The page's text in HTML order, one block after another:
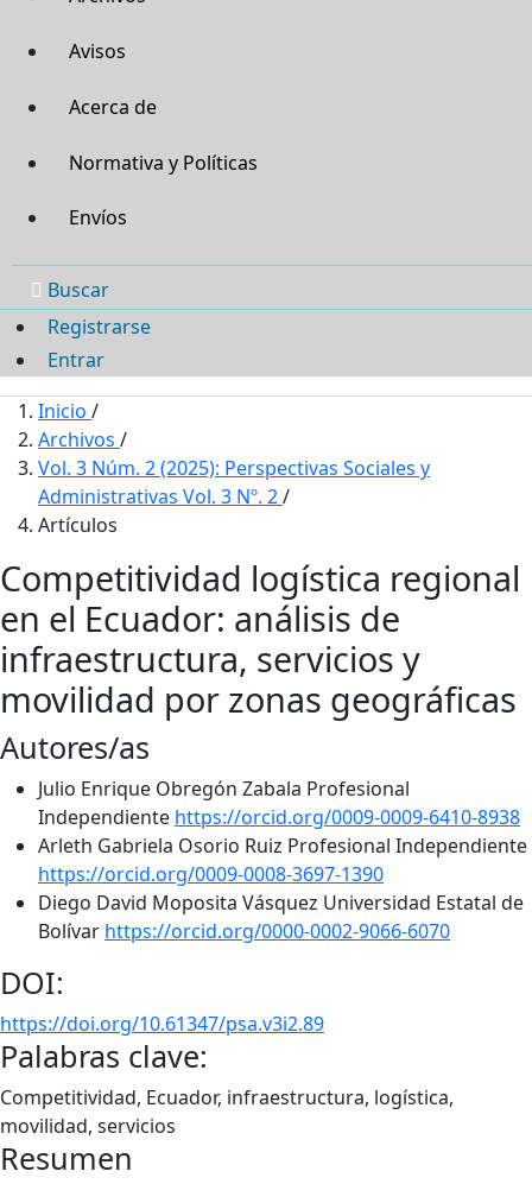
Avisos
Acerca de
Normativa y Políticas
Envíos
Buscar
Registrarse
Entrar
Inicio /
Archivos /
Vol. 3 Núm. 2 (2025): Perspectivas Sociales y
Administrativas Vol. 3 Nº. 2/
Artículos
Competitividad logística regional
en el Ecuador: análisis de
infraestructura, servicios y
movilidad por zonas geográficas
Autores/as
Julio Enrique Obregón Zabala Profesional
Independiente https://orcid.org/0009-0009-6410-8938
Arleth Gabriela Osorio Ruiz Profesional Independiente
https://orcid.org/0009-0008-3697-1390
Diego David Moposita Vásquez Universidad Estatal de
Bolívar https://orcid.org/0000-0002-9066-6070
DOI:
https://doi.org/10.61347/psa.v3i2.89
Palabras clave:
Competitividad, Ecuador, infraestructura, logística,
movilidad, servicios
Resumen